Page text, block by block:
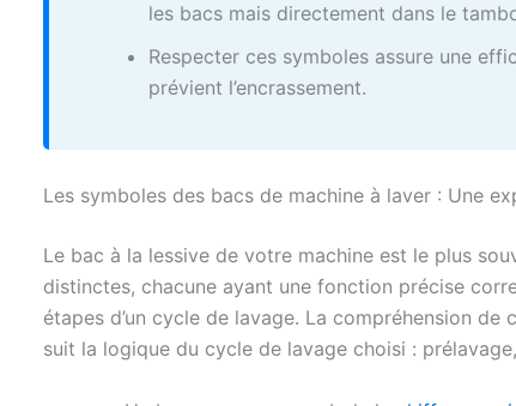
les bacs mais directement dans le
Respecter ces symboles assure une
prévient l’encrassement.
Les symboles des bacs de machine à laver : Une
Le bac à la lessive de votre machine est le plus
distinctes, chacune ayant une fonction précise
étapes d’un cycle de lavage. La compréhension de
suit la logique du cycle de lavage choisi :